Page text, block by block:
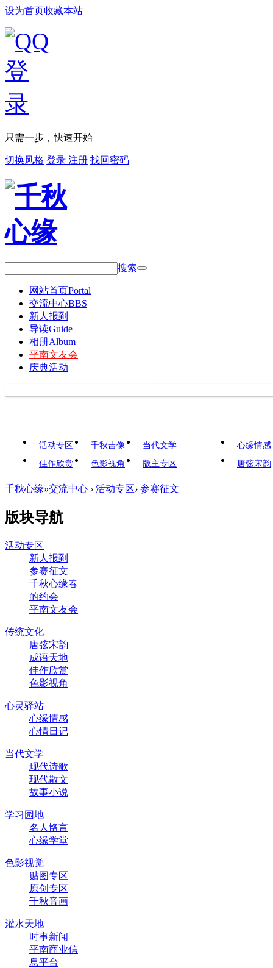
设为首页收藏本站
只需一步，快速开始
切换风格 登录 注册 找回密码
搜索
网站首页Portal
交流中心BBS
新人报到
导读Guide
相册Album
平南文友会
庆典活动
活动专区 千秋吉像
当代文学
佳作欣赏
色影视角 版主专区
心缘情感
唐弦宋韵
千秋心缘»交流中心 › 活动专区› 参赛征文
版块导航
活动专区
新人报到
参赛征文
千秋心缘春
的约会
平南文友会
传统文化
唐弦宋韵
成语天地
佳作欣赏
色影视角
心灵驿站
心缘情感
心情日记
当代文学
现代诗歌
现代散文
故事小说
学习园地
名人恪言
心缘学堂
色影视觉
贴图专区
原创专区
千秋音画
灌水天地
时事新闻
平南商业信
息平台